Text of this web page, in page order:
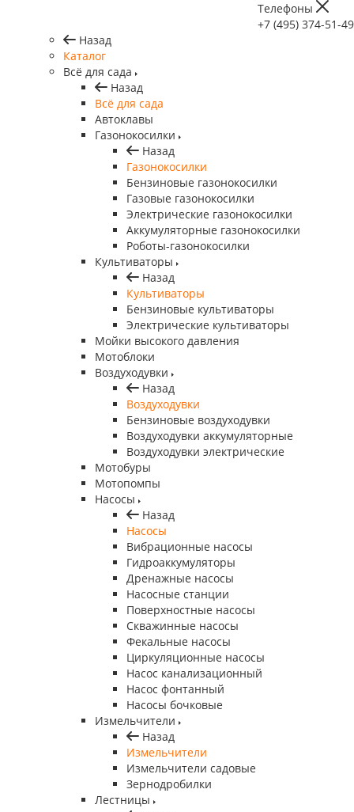
Телефоны
+7 (495) 374-51-49
Назад
Каталог
Всё для сада
Назад
Всё для сада
Автоклавы
Газонокосилки
Назад
Газонокосилки
Бензиновые газонокосилки
Газовые газонокосилки
Электрические газонокосилки
Аккумуляторные газонокосилки
Роботы-газонокосилки
Культиваторы
Назад
Культиваторы
Бензиновые культиваторы
Электрические культиваторы
Мойки высокого давления
Мотоблоки
Воздуходувки
Назад
Воздуходувки
Бензиновые воздуходувки
Воздуходувки аккумуляторные
Воздуходувки электрические
Мотобуры
Мотопомпы
Насосы
Назад
Насосы
Вибрационные насосы
Гидроаккумуляторы
Дренажные насосы
Насосные станции
Поверхностные насосы
Скважинные насосы
Фекальные насосы
Циркуляционные насосы
Насос канализационный
Насос фонтанный
Насосы бочковые
Измельчители
Назад
Измельчители
Измельчители садовые
Зернодробилки
Лестницы